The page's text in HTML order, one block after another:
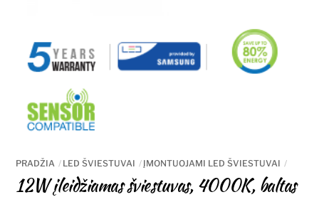
PRADŽIA LED ŠVIESTUVAI ĮMONTUOJAMI LED ŠVIESTUVAI
12W įleidžiamas šviestuvas, 4000K, baltas